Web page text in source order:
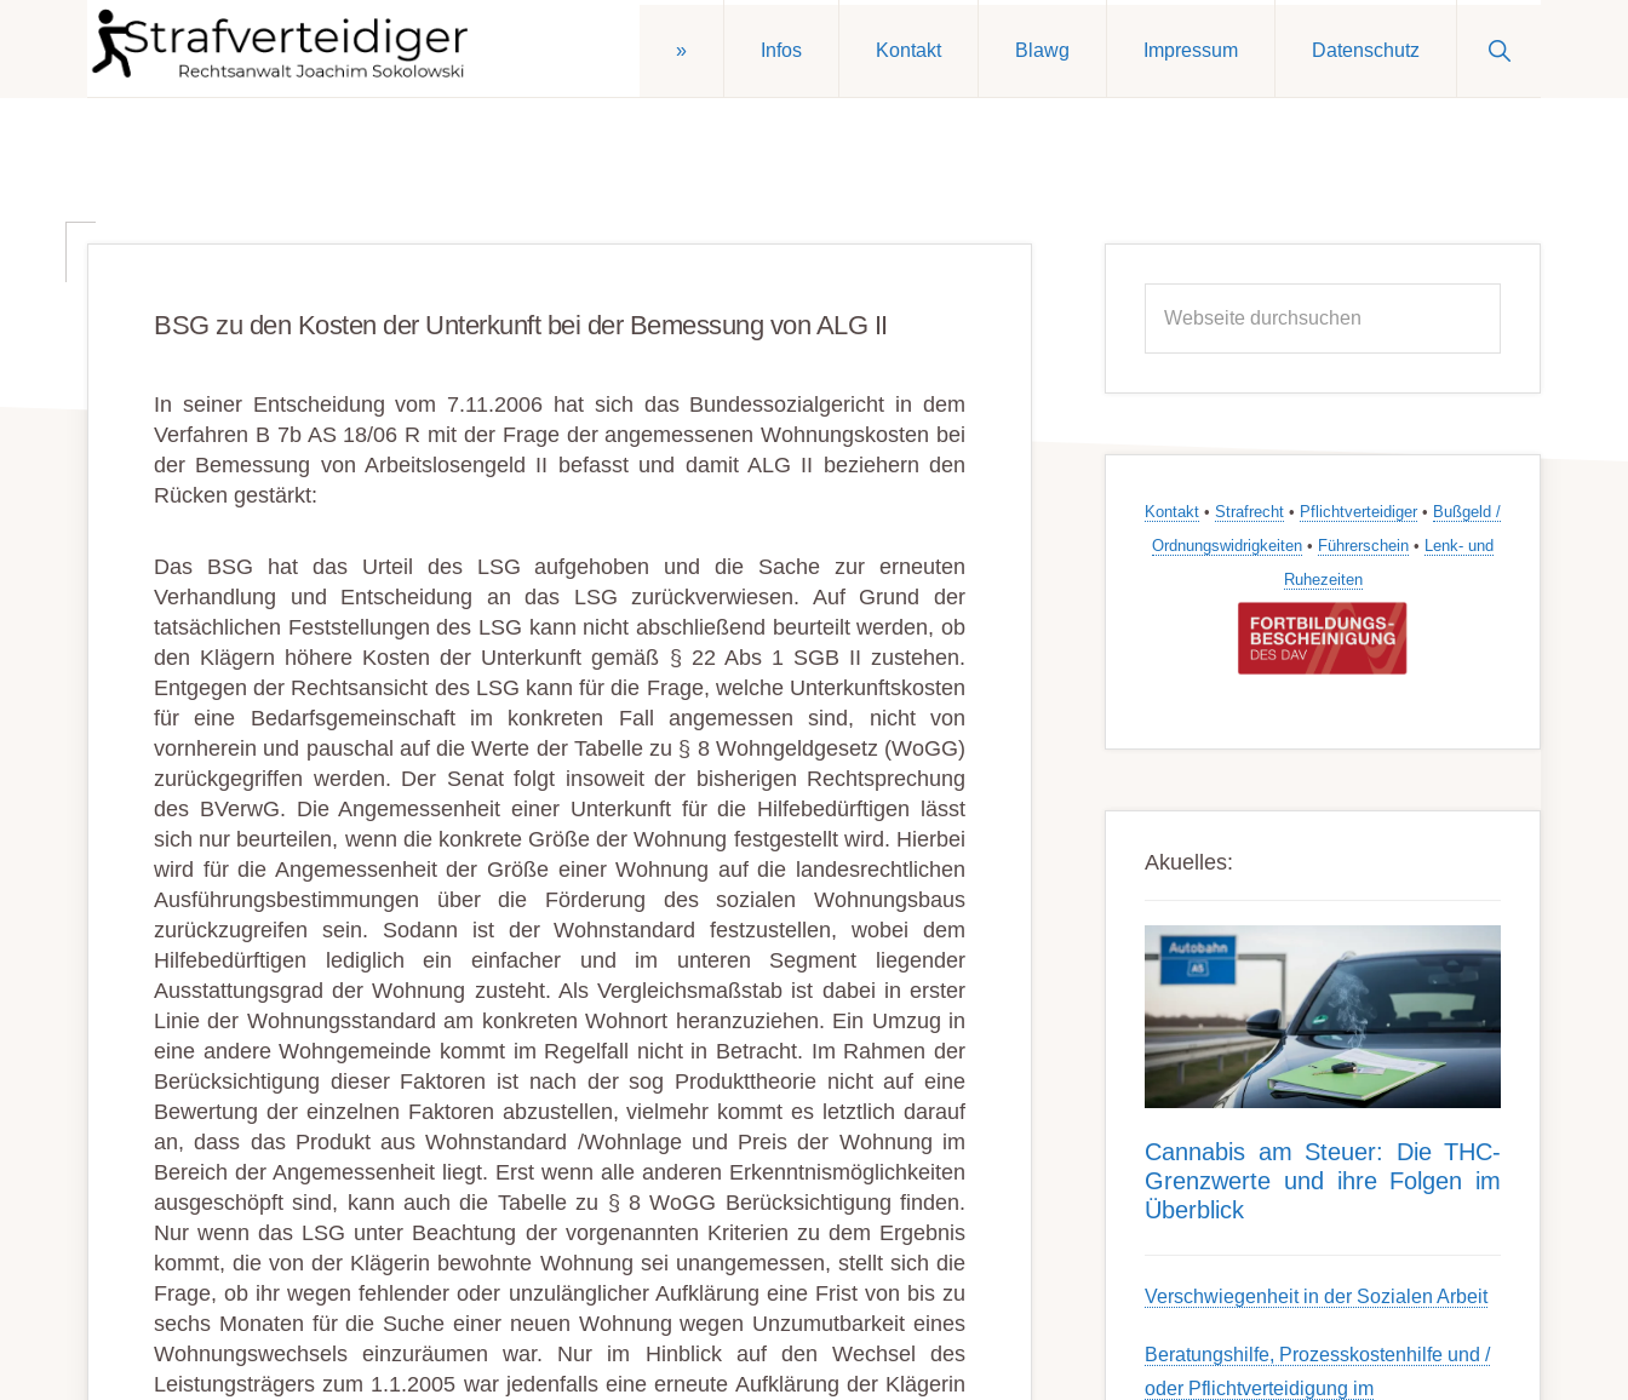
Zur
Hauptnavigation
springen
Zum
Inhalt
springen
Zur
Seitenspalte
springen
STRAFVERTEIDIGER
Rechtsanwalt
Fachanwalt
» Infos Kontakt Blawg Impressum Datenschutz
Show
Search
BSG zu den Kosten der Unterkunft bei der Bemessung von ALG II
In seiner Entscheidung vom 7.11.2006 hat sich das Bundessozialgericht in dem
Verfahren B 7b AS 18/06 R mit der Frage der angemessenen Wohnungskosten bei
der Bemessung von Arbeitslosengeld II befasst und damit ALG II beziehern den
Rücken gestärkt:
Das BSG hat das Urteil des LSG aufgehoben und die Sache zur erneuten
Verhandlung und Entscheidung an das LSG zurückverwiesen. Auf Grund der
tatsächlichen Feststellungen des LSG kann nicht abschließend beurteilt werden, ob
den Klägern höhere Kosten der Unterkunft gemäß § 22 Abs 1 SGB II zustehen.
Entgegen der Rechtsansicht des LSG kann für die Frage, welche Unterkunftskosten
für eine Bedarfsgemeinschaft im konkreten Fall angemessen sind, nicht von
vornherein und pauschal auf die Werte der Tabelle zu § 8 Wohngeldgesetz (WoGG)
zurückgegriffen werden. Der Senat folgt insoweit der bisherigen Rechtsprechung
des BVerwG. Die Angemessenheit einer Unterkunft für die Hilfebedürftigen lässt
sich nur beurteilen, wenn die konkrete Größe der Wohnung festgestellt wird. Hierbei
wird für die Angemessenheit der Größe einer Wohnung auf die landesrechtlichen
Ausführungsbestimmungen über die Förderung des sozialen Wohnungsbaus
zurückzugreifen sein. Sodann ist der Wohnstandard festzustellen, wobei dem
Hilfebedürftigen lediglich ein einfacher und im unteren Segment liegender
Ausstattungsgrad der Wohnung zusteht. Als Vergleichsmaßstab ist dabei in erster
Linie der Wohnungsstandard am konkreten Wohnort heranzuziehen. Ein Umzug in
eine andere Wohngemeinde kommt im Regelfall nicht in Betracht. Im Rahmen der
Berücksichtigung dieser Faktoren ist nach der sog Produkttheorie nicht auf eine
Bewertung der einzelnen Faktoren abzustellen, vielmehr kommt es letztlich darauf
an, dass das Produkt aus Wohnstandard /Wohnlage und Preis der Wohnung im
Bereich der Angemessenheit liegt. Erst wenn alle anderen Erkenntnismöglichkeiten
ausgeschöpft sind, kann auch die Tabelle zu § 8 WoGG Berücksichtigung finden.
Nur wenn das LSG unter Beachtung der vorgenannten Kriterien zu dem Ergebnis
kommt, die von der Klägerin bewohnte Wohnung sei unangemessen, stellt sich die
Frage, ob ihr wegen fehlender oder unzulänglicher Aufklärung eine Frist von bis zu
sechs Monaten für die Suche einer neuen Wohnung wegen Unzumutbarkeit eines
Wohnungswechsels einzuräumen war. Nur im Hinblick auf den Wechsel des
Leistungsträgers zum 1.1.2005 war jedenfalls eine erneute Aufklärung der Klägerin
Kontakt • Strafrecht • Pflichtverteidiger • Bußgeld /
Ordnungswidrigkeiten • Führerschein • Lenk- und
Ruhezeiten
Akuelles:
Can­nabis am Steu­er: Die THC-
Grenz­werte und ihre Folgen im
Über­blick
Ver­schwieg­en­heit in der Soz­ial­en Ar­beit
Berat­ungs­hil­fe, Pro­zess­kost­en­hilfe und /
oder Pflicht­ver­teidig­ung im